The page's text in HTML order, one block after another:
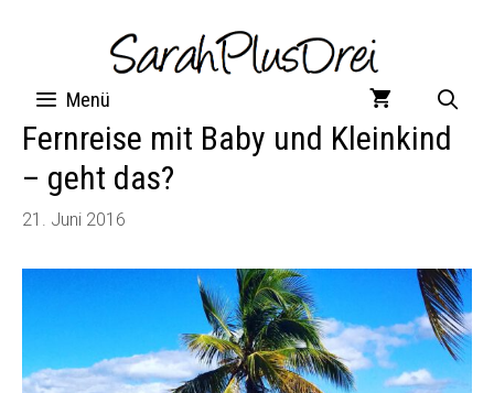
Menü
Fernreise mit Baby und Kleinkind
– geht das?
21. Juni 2016